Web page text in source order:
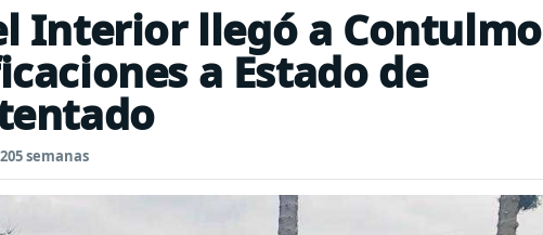
Interior llegó a Contulmo
a Estado de
semanas